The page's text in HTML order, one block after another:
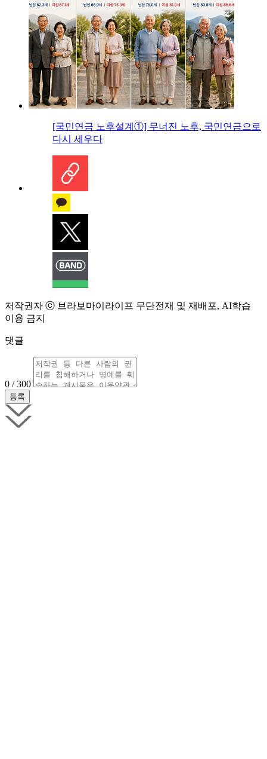
[국민연금 노후설계①] 무너진 노후, 국민연금으로
다시 세우다
저작권자 ⓒ 브라보마이라이프 무단전재 및 재배포, AI학습
이용 금지
댓글
0 / 300